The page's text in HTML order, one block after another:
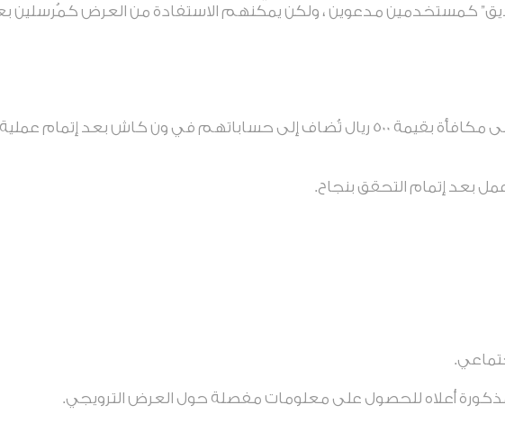
كمستخدمين مدعوين ، ولكن يمكنهم الاستفادة من العرض كمُرسلين
سيحصل مستخدموا ون كاش المؤهلون على مكافأة بقيمة 500 ريال تُضاف إلى حساباتهم في ون كاش بعد
أعلاه للحصول على معلومات مفصلة حول العرض الترويجي.